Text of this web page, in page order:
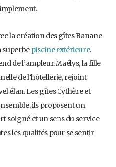
la création des gîtes Banane
superbe piscine extérieure.
de l’ampleur. Maélys, la fille
de l’hôtellerie, rejoint
élan. Les gîtes Cythère et
ils proposent un
soigné et un sens du service
les qualités pour se sentir